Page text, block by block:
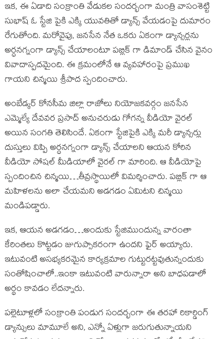
ఇక, ఈ ఏడాది సంక్రాంతి వేడుకల సందర్భంగా మంత్రి వాసంశెట్టి
సుభాష్ ఓ స్టేజి పైకి ఎక్కి యువతితో డ్యాన్స్ వేయడంపై దుమారం
రేగుతోంది. మరోవైపు, జనసేన నేత ఒకరు ఏకంగా డ్యాన్సర్లను
అర్ధనగ్నంగా డ్యాన్స్ చేయాలంటూ పబ్లిక్ గా డిమాండ్ చేసిన వైనం
వివాదాస్పదమైంది. ఈ క్రమంలోనే ఆ వ్యవహారంపై ప్రముఖ
గాయని చిన్మయి శ్రీపాద స్పందించారు.
అంబేడ్కర్ కోనసీమ జిల్లా రాజోలు నియోజకవర్గం జనసేన
ఎమ్మెల్యే దేవవర ప్రసాద్ అనుచరుడు గోగన్న వీడియో వైరల్
అయిన సంగతి తెలిసిందే. ఏకంగా స్టేజిపైకి ఎక్కి మరీ డ్యాన్సర్లు
దుస్తులు విప్పి అర్ధనగ్నంగా డ్యాన్స్ చేయాలని ఆయన కోరిన
వీడియో సోషల్ మీడియాలో వైరల్ గా మారింది. ఆ వీడియోపై
స్పందించిన చిన్మయి…తీవ్రస్థాయిలో విమర్శించారు. పబ్లిక్ గా ఆ
మహిళలను అలా చేయమని అడగడం ఏమిటని చిన్మయి
మండిపడ్డారు.
ఇక, ఆయన అడగడం…అందుకు స్టేజిముందున్న వారంతా
కేరింతలు కొట్టడం జుగుప్సాకరంగా ఉందని ఫైర్ అయ్యారు.
ఇటువంటి అసభ్యకరమైన కార్యక్రమాల గుట్టురట్టవుతున్నందుకు
సంతోషించాలో..ఇంకా ఇటువంటి వారున్నారా అని బాధపడాలో
అర్థం కావడం లేదన్నారు.
పల్లెటూళ్లలో సంక్రాంతి పండుగ సందర్భంగా ఈ తరహా రికార్డింగ్
డ్యాన్సులు మామూలే అని, ఎన్నో ఏళ్లుగా జరుగుతున్నాయని